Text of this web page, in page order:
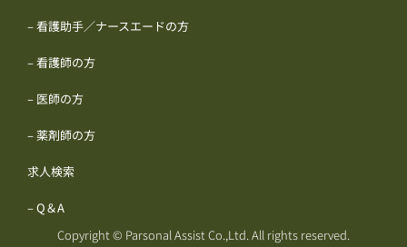
– 看護助手／ナースエードの方
– 看護師の方
– 医師の方
– 薬剤師の方
求人検索
– Q＆A
Copyright © Parsonal Assist Co.,Ltd. All rights reserved.